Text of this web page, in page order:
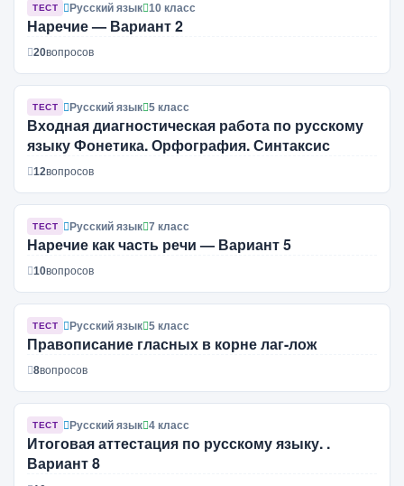
ТЕСТ Русский язык 10 класс
Наречие — Вариант 2
20вопросов
ТЕСТ Русский язык 5 класс
Входная диагностическая работа по русскому
языку Фонетика. Орфография. Синтаксис
12вопросов
ТЕСТ Русский язык 7 класс
Наречие как часть речи — Вариант 5
10вопросов
ТЕСТ Русский язык 5 класс
Правописание гласных в корне лаг-лож
8вопросов
ТЕСТ Русский язык 4 класс
Итоговая аттестация по русскому языку. .
Вариант 8